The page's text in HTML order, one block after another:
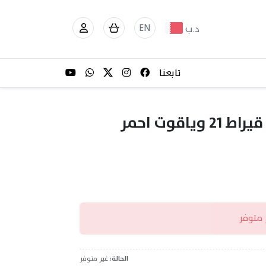
د.ب EN
تابعنا
حلق محار طبيعي مع ذهب قيراط 21 وياقوت احمر
متوفر
الحالة:غير متوفر